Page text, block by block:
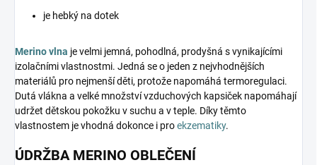
je hebký na dotek
Merino vlna je velmi jemná, pohodlná, prodyšná s vynikajícími
izolačními vlastnostmi. Jedná se o jeden z nejvhodnějších
materiálů pro nejmenší děti, protože napomáhá termoregulaci.
Dutá vlákna a velké množství vzduchových kapsiček napomáhají
udržet dětskou pokožku v suchu a v teple. Díky těmto
vlastnostem je vhodná dokonce i proekzematiky.
ÚDRŽBA MERINO OBLEČENÍ